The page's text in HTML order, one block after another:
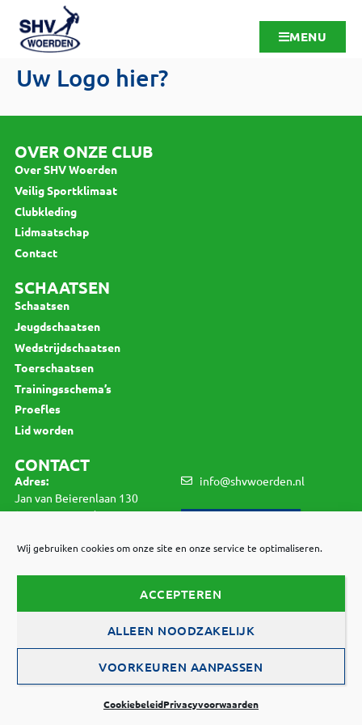
Wij gebruiken cookies om onze site en onze service te optimaliseren.
ACCEPTEREN
ALLEEN NOODZAKELIJK
VOORKEUREN AANPASSEN
CookiebeleidPrivacyvoorwaarden
MENU
Uw Logo hier?
OVER ONZE CLUB
Over SHV Woerden
Veilig Sportklimaat
Clubkleding
Lidmaatschap
Contact
SCHAATSEN
Schaatsen
Jeugdschaatsen
Wedstrijdschaatsen
Toerschaatsen
Trainingsschema’s
Proefles
Lid worden
CONTACT
Adres:
Jan van Beierenlaan 130
3445 VV Woerden
K.v.K.: 40464598
info@shvwoerden.nl
© 2021 SHV Woerden |Privacyvoorwaarden
Cookiebeleid
Brût Communicatie